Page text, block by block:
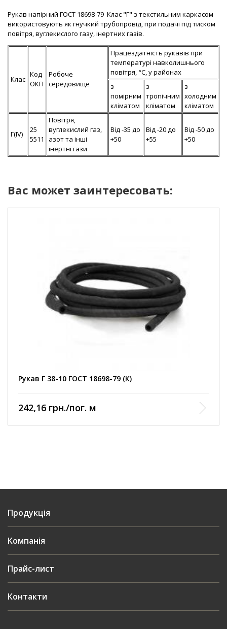
Рукав напірний ГОСТ 18698-79 Клас "Г" з текстильним каркасом
використовують як гнучкий трубопровід, при подачі під тиском
повітря, вуглекислого газу, інертних газів.
Клас
Код
ОКП
Робоче
середовище
Працездатність рукавів при
температурі навколишнього
повітря, °С, у районах
з
помірним
кліматом
з
тропічним
кліматом
з
холодним
кліматом
Г(IV)
25
5511
Повітря,
вуглекислий газ,
азот та інші
інертні гази
Від -35 до
+50
Від -20 до
+55
Від -50 до
+50
Вас может заинтересовать:
Рукав Г 38-10 ГОСТ 18698-79 (К)
242,16 грн./пог. м
Продукція
Компанія
Прайс-лист
Контакти